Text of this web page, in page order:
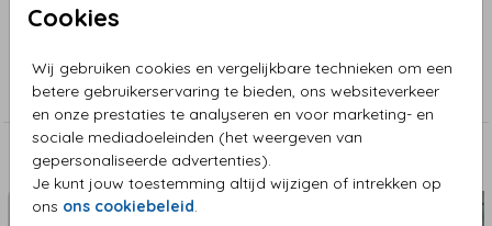
Cookies
Wij gebruiken cookies en vergelijkbare technieken om een
betere gebruikerservaring te bieden, ons websiteverkeer
en onze prestaties te analyseren en voor marketing- en
sociale mediadoeleinden (het weergeven van
gepersonaliseerde advertenties).
Je kunt jouw toestemming altijd wijzigen of intrekken op
ons ons cookiebeleid
Collectie
Jongen
Aanbevolen